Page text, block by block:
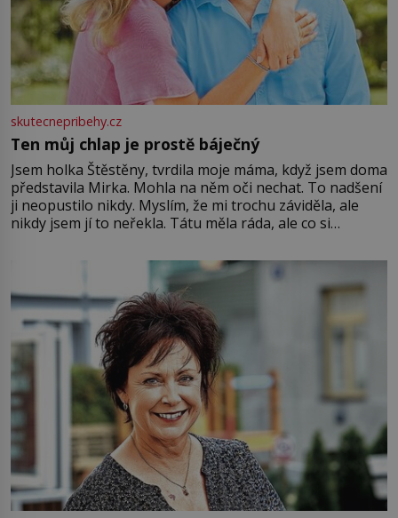
skutecnepribehy.cz
Ten můj chlap je prostě báječný
Jsem holka Štěstěny, tvrdila moje máma, když jsem doma
představila Mirka. Mohla na něm oči nechat. To nadšení
ji neopustilo nikdy. Myslím, že mi trochu záviděla, ale
nikdy jsem jí to neřekla. Tátu měla ráda, ale co si
Jsme spolu moc rádi Tehdy byla jiná doba, když